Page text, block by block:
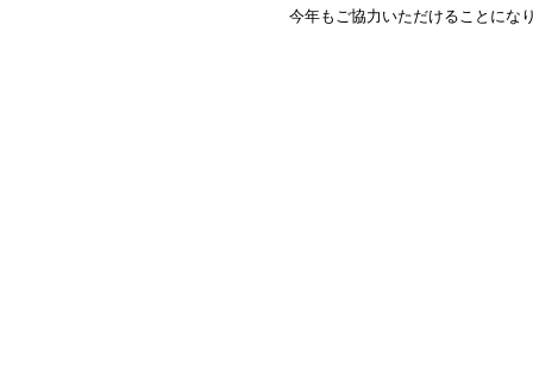
今年もご協力いただけることにな